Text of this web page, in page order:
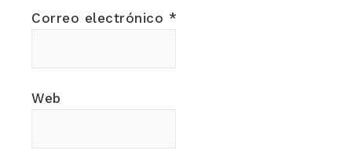
Correo electrónico *
Web